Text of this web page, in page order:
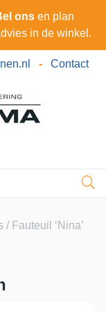
ons en plan
in de winkel.
- Contact
/ Fauteuil ‘Nina’